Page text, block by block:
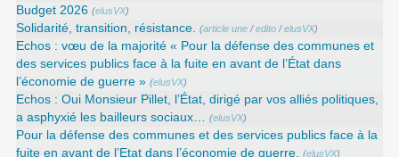
Budget 2026 (elusVX)
Solidarité, transition, résistance. (article une /edito /elusVX)
Echos : vœu de la majorité « Pour la défense des communes et
des services publics face à la fuite en avant de l’État dans
l’économie de guerre » (elusVX)
Echos : Oui Monsieur Pillet, l’État, dirigé par vos alliés politiques,
a asphyxié les bailleurs sociaux…
(elusVX)
Pour la défense des communes et des services publics face à la
fuite en avant de l’Etat dans l’économie de guerre.
(elusVX)